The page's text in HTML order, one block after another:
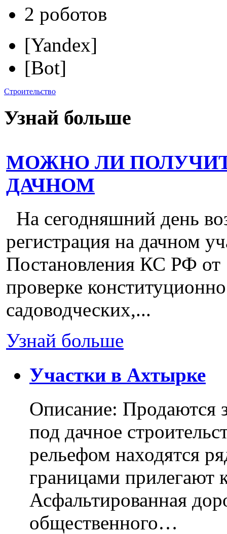
2 роботов
[Yandex]
[Bot]
Строительство
Узнай больше
МОЖНО ЛИ
ДАЧНОМ
На сегодняшний день
регистрация на дачном
Постановления КС РФ
проверке
садоводческих,...
Узнай больше
Участки в Ахтырке
Описание: Продаются
под дачное
рельефом находятся
границами прилегают
Асфальтированная
общественного…